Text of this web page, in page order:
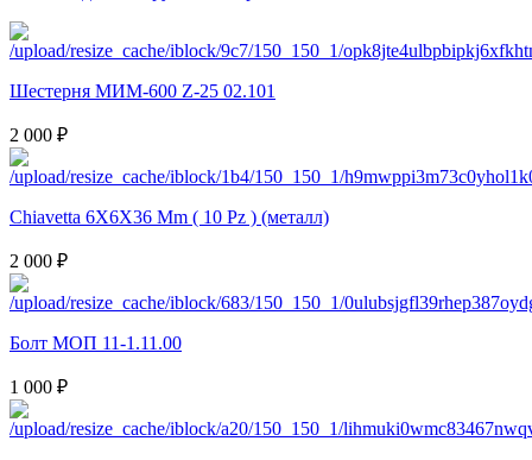
Шестерня МИМ-600 Z-25 02.101
2 000 ₽
Chiavetta 6X6X36 Mm ( 10 Pz ) (металл)
2 000 ₽
Болт МОП 11-1.11.00
1 000 ₽